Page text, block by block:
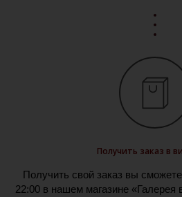
Получить заказ в
Получить свой заказ вы
22:00 в нашем магазине «Галерея